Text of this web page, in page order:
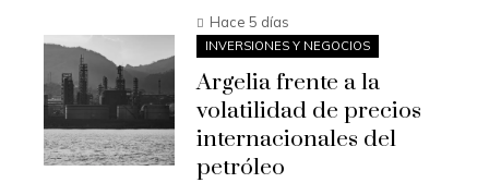
Hace 5 días
INVERSIONES Y NEGOCIOS
Argelia frente a la
volatilidad de precios
internacionales del
petróleo